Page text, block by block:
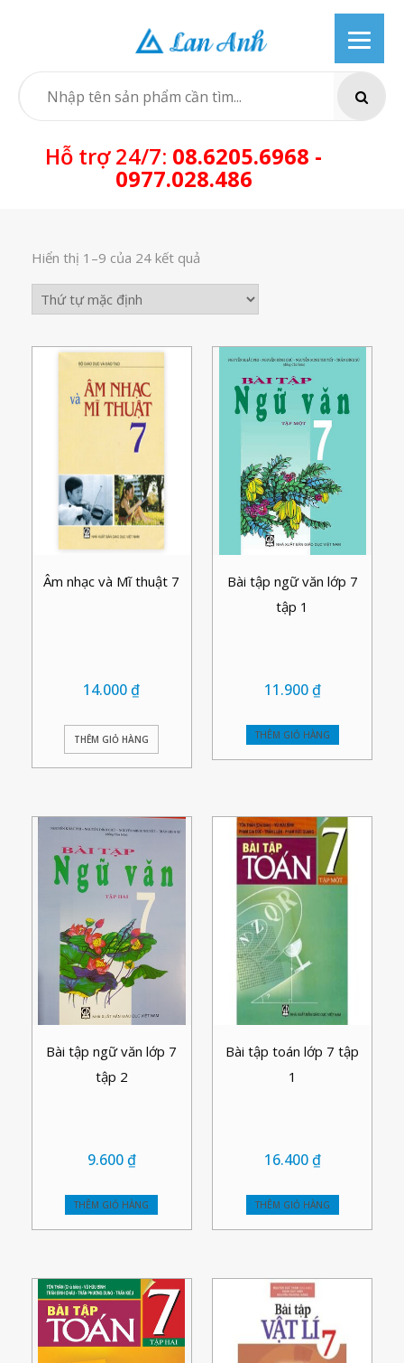
SEARCH
Hỗ trợ 24/7: 08.6205.6968 -
0977.028.486
Hiển thị 1–9 của 24 kết quả
Âm nhạc và Mĩ thuật 7
14.000₫
THÊM GIỎ HÀNG
Bài tập ngữ văn lớp 7
tập 1
11.900₫
THÊM GIỎ HÀNG
Bài tập ngữ văn lớp 7
tập 2
9.600₫
THÊM GIỎ HÀNG
Bài tập toán lớp 7 tập
1
16.400₫
THÊM GIỎ HÀNG